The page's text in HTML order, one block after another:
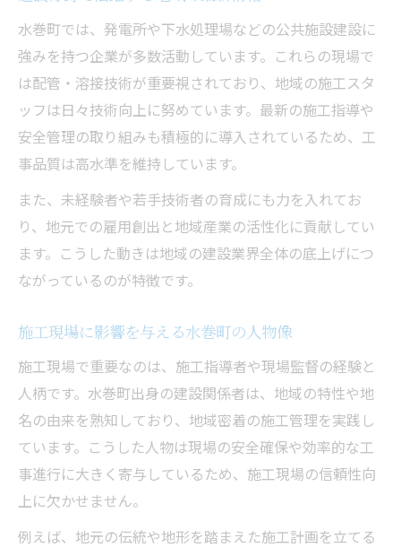
水巻町では、発電所や下水処理場などの公共施設建設に
強みを持つ企業が多数活動しています。これらの現場で
は配管・溶接技術が重要視されており、地域の施工スタ
ッフは日々技術向上に努めています。最新の施工指導や
安全管理の取り組みも積極的に導入されているため、工
事品質は高水準を維持しています。
また、未経験者や若手技術者の育成にも力を入れてお
り、地元での雇用創出と地域産業の活性化に貢献してい
ます。こうした動きは地域の建設業界全体の底上げにつ
ながっているのが特徴です。
施工現場に影響を与える水巻町の人物像
施工現場で重要なのは、施工指導者や現場監督の経験と
人柄です。水巻町出身の建設関係者は、地域の特性や地
名の由来を熟知しており、地域密着の施工管理を実践し
ています。こうした人物は現場の安全確保や効率的な工
事進行に大きく寄与しているため、施工現場の信頼性向
上に欠かせません。
例えば、地元の伝統や地形を踏まえた施工計画を立てる